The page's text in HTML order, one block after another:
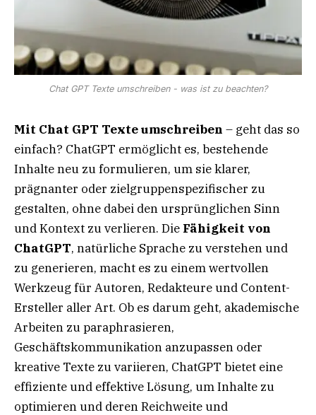
Chat GPT Texte umschreiben - was ist zu beachten?
Mit Chat GPT Texte umschreiben – geht das so
einfach? ChatGPT ermöglicht es, bestehende
Inhalte neu zu formulieren, um sie klarer,
prägnanter oder zielgruppenspezifischer zu
gestalten, ohne dabei den ursprünglichen Sinn
und Kontext zu verlieren. Die Fähigkeit von
ChatGPT, natürliche Sprache zu verstehen und
zu generieren, macht es zu einem wertvollen
Werkzeug für Autoren, Redakteure und Content-
Ersteller aller Art. Ob es darum geht, akademische
Arbeiten zu paraphrasieren,
Geschäftskommunikation anzupassen oder
kreative Texte zu variieren, ChatGPT bietet eine
effiziente und effektive Lösung, um Inhalte zu
optimieren und deren Reichweite und